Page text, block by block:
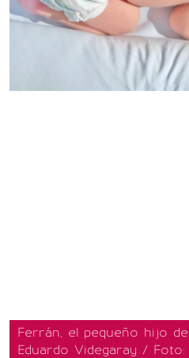
Ferrán, el pequeño hijo
Eduardo Videgaray / Foto: